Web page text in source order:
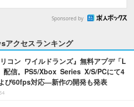
Sponsored by
アクセスランキング
リコン ワイルドランズ』無料アプデ「L
信。PS5/Xbox Series X/S/PCにて4
び60fps対応―新作の開発も発表